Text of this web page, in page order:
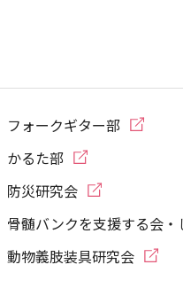
フォークギター部
かるた部
防災研究会
骨髄バンクを支援する会・
動物義肢装具研究会